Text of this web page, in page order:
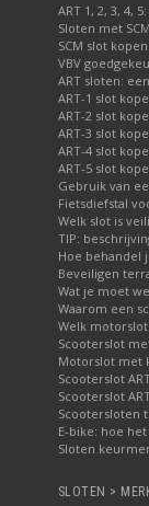
ART 1, 2, 3, 4,
Sloten met
SCM slot kopen
VBV
ART sloten:
ART-1 slot
ART-2 slot
ART-3 slot
ART-4 slot
ART-5 slot
Gebruik van
Fietsdiefstal
Welk slot is
TIP:
Hoe behandel
Beveiligen
Wat je moet
Waarom een
Welk motorslot
Scooterslot
Motorslot met
Scooterslot
Scooterslot
Scootersloten
E-bike: hoe
Sloten
SLOTEN >